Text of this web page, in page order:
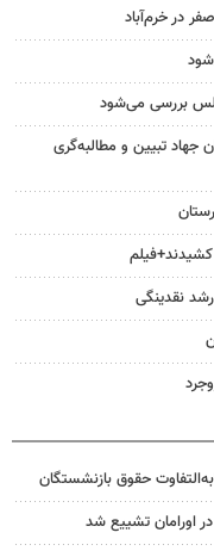
در خرم‌آباد
بررسی می‌شود
جهاد تبیین و مطالبه‌گری
کشیدند+فیلم
رشد نقدینگی
حقوق بازنشستگان
اورامان تشییع شد